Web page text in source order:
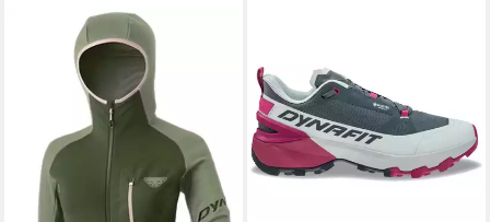
Strickpullover
134,00 €
lieferbar - in 3-4 Werktagen bei dir
Damen - Dynafit
Outdoorschuh
ab 150,99 € UVP190,00 €
-21%
lieferbar - in 2-3 Werktagen bei dir